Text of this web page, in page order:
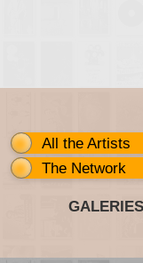
All the Artists
The Network
GALERIES